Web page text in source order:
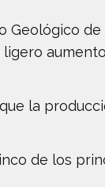
Geológico
la
de los